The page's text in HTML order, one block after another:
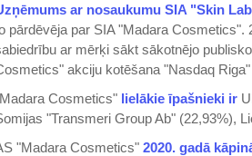
ar nosaukumu SIA "Skin
pārdēvēja par SIA "Madara
ar mērķi sākt sākotnējo
akciju kotēšana "Nasdaq
Cosmetics" lielākie īpašnieki ir
"Transmeri Group Ab" (22,93%),
"Madara Cosmetics" 2020. gadā